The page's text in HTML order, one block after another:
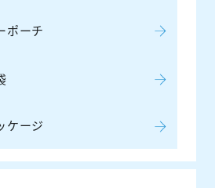
ポーチ
ケージ